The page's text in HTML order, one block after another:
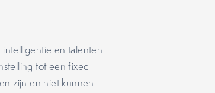
en talenten
tot een fixed
zijn en niet kunnen